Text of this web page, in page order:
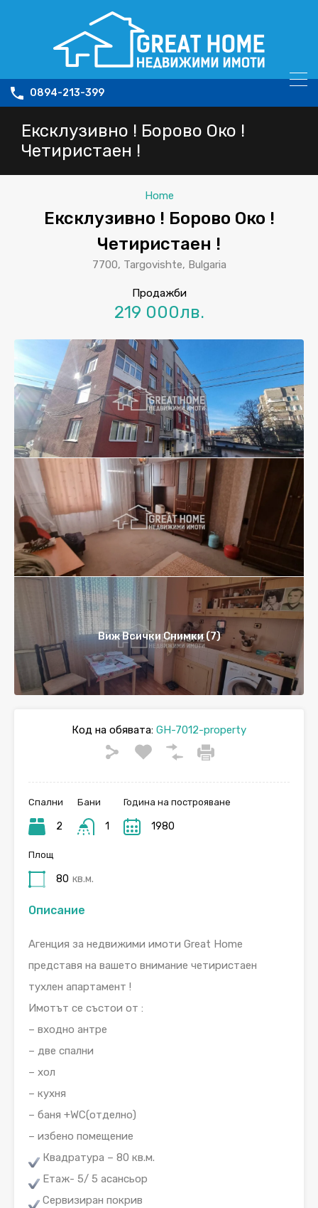
0894-213-399
Ексклузивно ! Борово Око !
Четиристаен !
Home
Ексклузивно ! Борово Око !
Четиристаен !
7700, Targovishte, Bulgaria
Продажби
219 000лв.
Виж Всички Снимки (7)
Код на обявата: GH-7012-property
Спални
2
Бани
1
Година на построяване
1980
Площ
80 кв.м.
Описание
Агенция за недвижими имоти Great Home
представя на вашето внимание четиристаен
тухлен апартамент !
Имотът се състои от :
– входно антре
– две спални
– хол
– кухня
– баня +WC(отделно)
– избено помещение
Квадратура – 80 кв.м.
Етаж- 5/ 5 асансьор
Сервизиран покрив